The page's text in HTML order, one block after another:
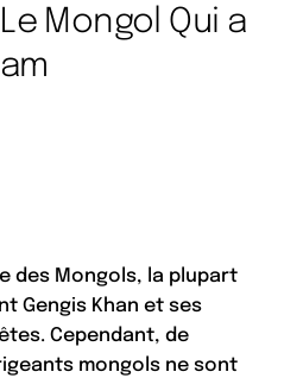
Mongol Qui a
des Mongols, la plupart
Gengis Khan et ses
Cependant, de
mongols ne sont